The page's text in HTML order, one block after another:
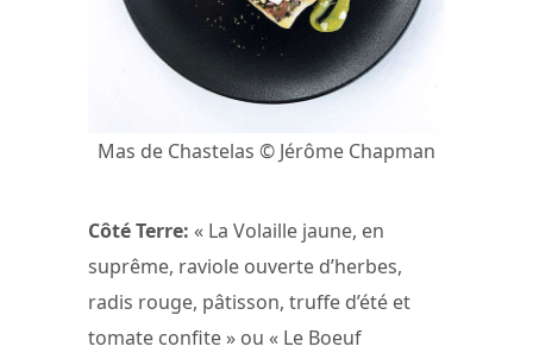
Mas de Chastelas © Jérôme Chapman
Côté Terre: « La Volaille jaune, en
suprême, raviole ouverte d’herbes,
radis rouge, pâtisson, truffe d’été et
tomate confite » ou « Le Boeuf